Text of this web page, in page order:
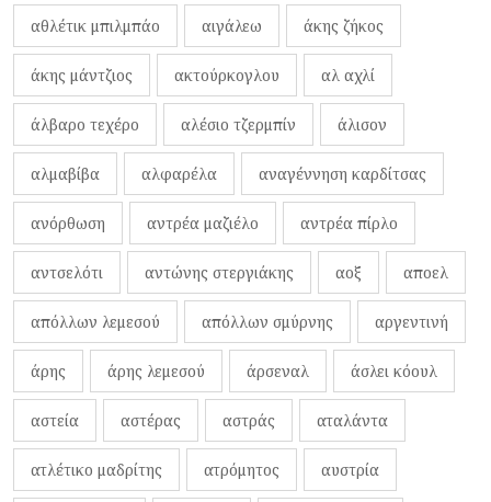
αθλέτικ μπιλμπάο αιγάλεω άκης ζήκος
άκης μάντζιος ακτούρκογλου αλ αχλί
άλβαρο τεχέρο αλέσιο τζερμπίν άλισον
αλμαβίβα αλφαρέλα αναγέννηση καρδίτσας
ανόρθωση αντρέα μαζιέλο αντρέα πίρλο
αντσελότι αντώνης στεργιάκης αοξ αποελ
απόλλων λεμεσού απόλλων σμύρνης αργεντινή
άρης άρης λεμεσού άρσεναλ άσλει κόουλ
αστεία αστέρας αστράς αταλάντα
ατλέτικο μαδρίτης ατρόμητος αυστρία